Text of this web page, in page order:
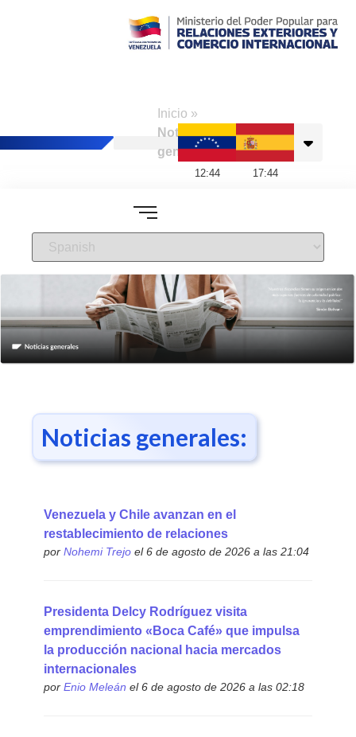
Inicio »
Noticias
generales
12:44 17:44
Noticias generales:
Venezuela y Chile avanzan en el
restablecimiento de relaciones
por Nohemi Trejoel 6 de agosto de 2026 a las 21:04
Presidenta Delcy Rodríguez visita
emprendimiento «Boca Café» que impulsa
la producción nacional hacia mercados
internacionales
por Enio Meleán el 6 de agosto de 2026 a las 02:18